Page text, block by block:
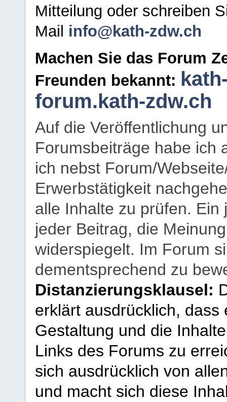
Mitteilung oder schreiben
Mail info@kath-zdw.ch
Machen Sie das Forum
Freunden bekannt:
forum.kath-zdw.ch
Auf die Veröffentlichung
Forumsbeiträge habe ich
ich nebst Forum/
Erwerbstätigkeit
alle Inhalte zu prüfen.
jeder Beitrag, die
widerspiegelt. Im Forum
dementsprechend zu
Distanzierungsklausel:
erklärt ausdrücklich,
Gestaltung und die
Links des Forums zu
sich ausdrücklich von
und macht sich diese